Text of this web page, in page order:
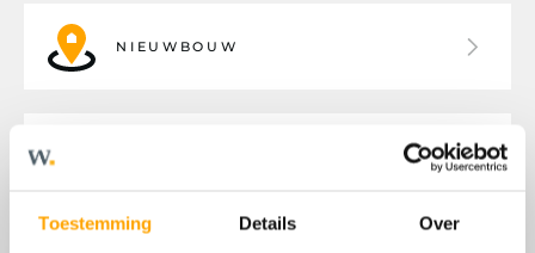
Toestemming Details Over
NIEUWBOUW